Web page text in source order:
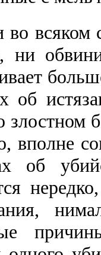
во всяком
ни
об
злостном
вполне
об